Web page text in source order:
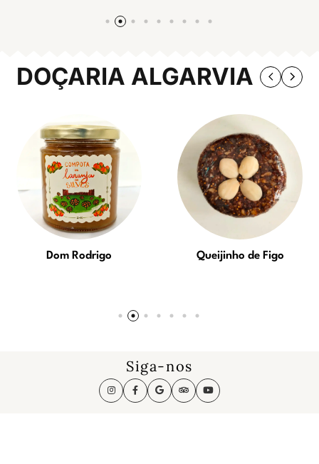
DOÇARIA ALGARVIA
Dom Rodrigo Queijinho de Figo
Siga-nos